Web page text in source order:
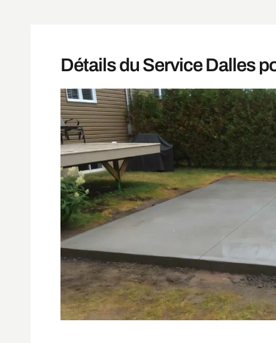
Détails du Service Dalles